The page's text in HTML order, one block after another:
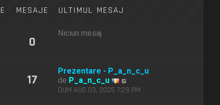
e
MESAJE ULTIMUL MESAJ
0
Niciun mesaj
17
Prezentare - P_a_n_c_u
de P_a_n_c_u
e
DUM AUG 03, 2025 7:29 PM